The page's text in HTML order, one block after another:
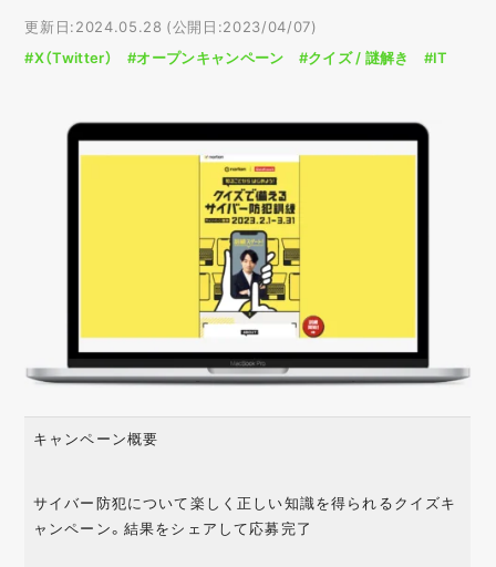
更新日:2024.05.28 (公開日:2023/04/07)
#X（Twitter）
#オープンキャンペーン #クイズ / 謎解き #IT
キャンペーン概要
サイバー防犯について楽しく正しい知識を得られるクイズキ
ャンペーン。結果をシェアして応募完了